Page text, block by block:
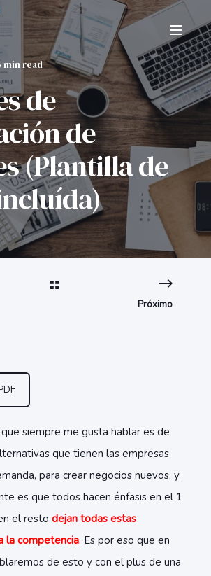
min read
de
de
(Plantilla de
Próximo
siempre me gusta hablar es de
que tienen las empresas
para crear negocios nuevos, y
es que todos hacen énfasis en el 1
el resto dejan todas estas
la competencia. Es por eso que en
de esto y con el plus de una